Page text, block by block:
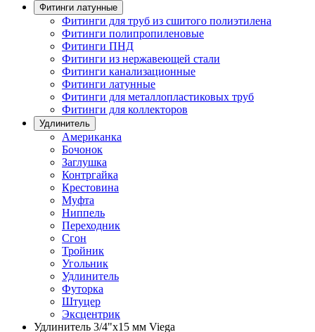
Фитинги латунные
Фитинги для труб из сшитого полиэтилена
Фитинги полипропиленовые
Фитинги ПНД
Фитинги из нержавеющей стали
Фитинги канализационные
Фитинги латунные
Фитинги для металлопластиковых труб
Фитинги для коллекторов
Удлинитель
Американка
Бочонок
Заглушка
Контргайка
Крестовина
Муфта
Ниппель
Переходник
Сгон
Тройник
Угольник
Удлинитель
Футорка
Штуцер
Эксцентрик
Удлинитель 3/4"x15 мм Viega